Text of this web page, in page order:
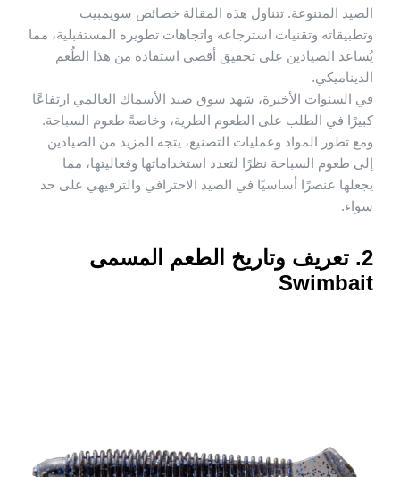
الصيد المتنوعة. تتناول هذه المقالة خصائص سويمبيت
وتطبيقاته وتقنيات استرجاعه واتجاهات تطويره المستقبلية، مما
يُساعد الصيادين على تحقيق أقصى استفادة من هذا الطُعم
الديناميكي.
في السنوات الأخيرة، شهد سوق صيد الأسماك العالمي ارتفاعًا
كبيرًا في الطلب على الطعوم الطرية، وخاصةً طعوم السباحة.
ومع تطور المواد وعمليات التصنيع، يتجه المزيد من الصيادين
إلى طعوم السباحة نظرًا لتعدد استخداماتها وفعاليتها، مما
يجعلها عنصرًا أساسيًا في الصيد الاحترافي والترفيهي على حد
سواء.
2. تعريف وتاريخ الطعم المسمى
Swimbait